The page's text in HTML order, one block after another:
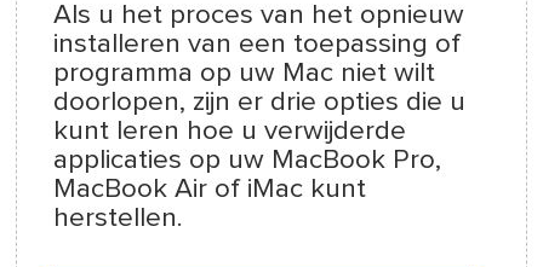
Als u het proces van het opnieuw
installeren van een toepassing of
programma op uw Mac niet wilt
doorlopen, zijn er drie opties die u
kunt leren hoe u verwijderde
applicaties op uw MacBook Pro,
MacBook Air of iMac kunt
herstellen.